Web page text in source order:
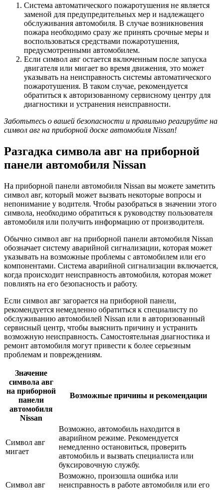
Система автоматического пожаротушения не является
заменой для предупредительных мер и надлежащего
обслуживания автомобиля. В случае возникновения
пожара необходимо сразу же принять срочные меры и
воспользоваться средствами пожаротушения,
предусмотренными автомобилем.
Если символ авг остается включенным после запуска
двигателя или мигает во время движения, это может
указывать на неисправность системы автоматического
пожаротушения. В таком случае, рекомендуется
обратиться к авторизованному сервисному центру для
диагностики и устранения неисправности.
Заботьтесь о вашей безопасности и правильно реагируйте на
символ авг на приборной доске автомобиля Nissan!
Разгадка символа авг на приборной
панели автомобиля Nissan
На приборной панели автомобиля Nissan вы можете заметить
символ авг, который может вызвать некоторые вопросы и
непонимание у водителя. Чтобы разобраться в значении этого
символа, необходимо обратиться к руководству пользователя
автомобиля или получить информацию от производителя.
Обычно символ авг на приборной панели автомобиля Nissan
обозначает систему аварийной сигнализации, которая может
указывать на возможные проблемы с автомобилем или его
компонентами. Система аварийной сигнализации включается,
когда происходит неисправность автомобиля, которая может
повлиять на его безопасность и работу.
Если символ авг загорается на приборной панели,
рекомендуется немедленно обратиться к специалисту по
обслуживанию автомобилей Nissan или в авторизованный
сервисный центр, чтобы выяснить причину и устранить
возможную неисправность. Самостоятельная диагностика и
ремонт автомобиля могут привести к более серьезным
проблемам и повреждениям.
Значение
символа авг
на приборной
панели
автомобиля
Nissan
Возможные причины и рекомендации
Символ авг
мигает
Возможно, автомобиль находится в
аварийном режиме. Рекомендуется
немедленно остановиться, проверить
автомобиль и вызвать специалиста или
буксировочную службу.
Символ авг
Возможно, произошла ошибка или
неисправность в работе автомобиля или его